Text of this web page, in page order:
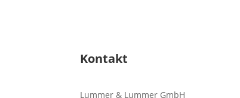
Kontakt
Lummer & Lummer GmbH